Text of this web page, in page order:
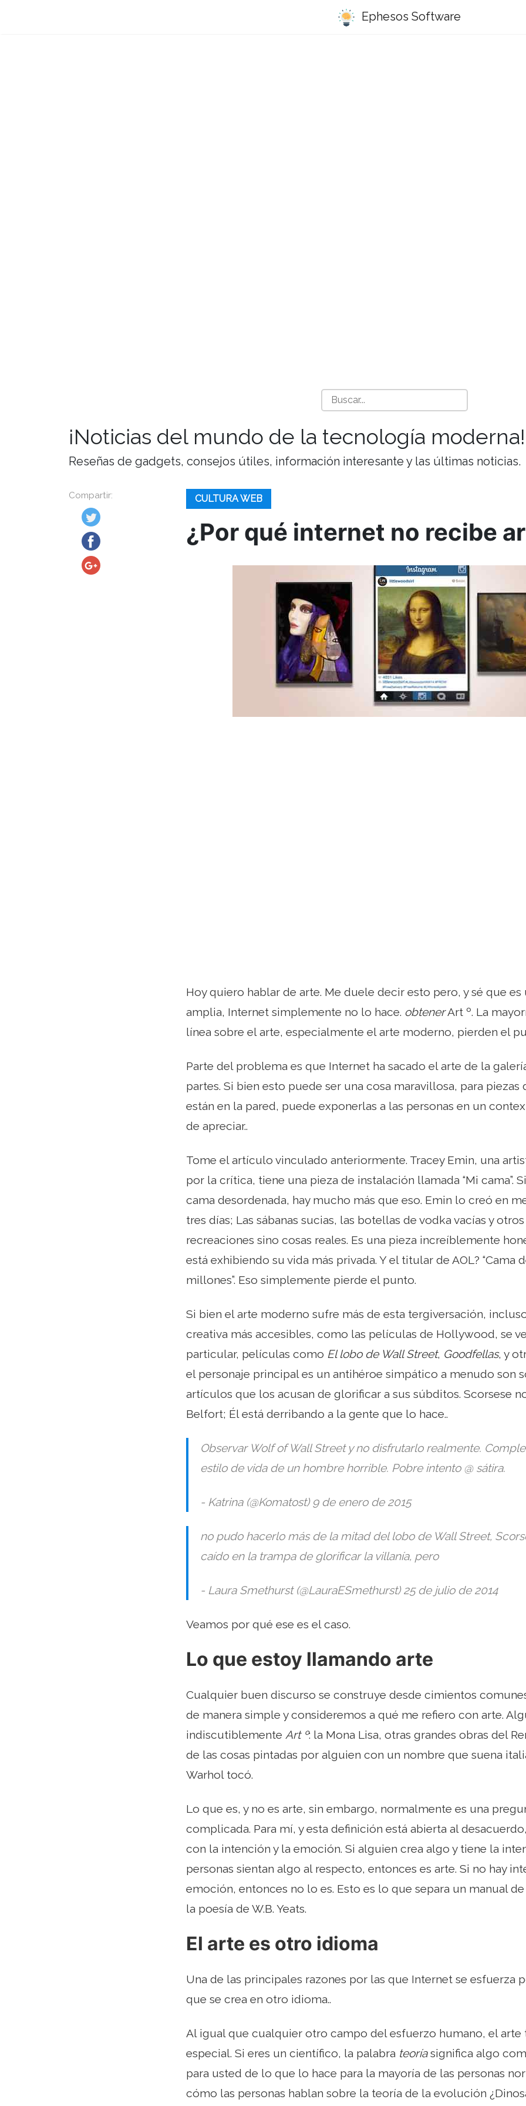
Ephesos Software
¡Noticias del mundo de la tecnología moderna!
Reseñas de gadgets, consejos útiles, información interesante y las últimas noticias.
Compartir: CULTURA WEB
¿Por qué internet no recibe
Hoy quiero hablar de arte. Me duele decir esto pero, y sé que
amplia, Internet simplemente no lo hace. obtenerArt º. La
línea sobre el arte, especialmente el arte moderno, pierden el
Parte del problema es que Internet ha sacado el arte de la
partes. Si bien esto puede ser una cosa maravillosa, para
están en la pared, puede exponerlas a las personas en un
de apreciar..
Tome el artículo vinculado anteriormente. Tracey Emin, una
por la crítica, tiene una pieza de instalación llamada “Mi cama”.
cama desordenada, hay mucho más que eso. Emin lo creó en
tres días; Las sábanas sucias, las botellas de vodka vacías y
recreaciones sino cosas reales. Es una pieza increíblemente
está exhibiendo su vida más privada. Y el titular de AOL? “Cama
millones”. Eso simplemente pierde el punto.
Si bien el arte moderno sufre más de esta tergiversación,
creativa más accesibles, como las películas de Hollywood, se
particular, películas como El lobo de Wall Street, Goodfellas, y
el personaje principal es un antihéroe simpático a menudo son
artículos que los acusan de glorificar a sus súbditos. Scorsese
Belfort; Él está derribando a la gente que lo hace..
Observar Wolf of Wall Street y no disfrutarlo realmente.
estilo de vida de un hombre horrible. Pobre intento @ sátira.
- Katrina (@Komatost) 9 de enero de 2015
no pudo hacerlo más de la mitad del lobo de Wall Street,
caído en la trampa de glorificar la villanía, pero
- Laura Smethurst (@LauraESmethurst) 25 de julio de 2014
Veamos por qué ese es el caso.
Lo que estoy llamando arte
Cualquier buen discurso se construye desde cimientos
de manera simple y consideremos a qué me refiero con arte.
indiscutiblemente Art º: la Mona Lisa, otras grandes obras del
de las cosas pintadas por alguien con un nombre que suena
Warhol tocó.
Lo que es, y no es arte, sin embargo, normalmente es una
complicada. Para mí, y esta definición está abierta al
con la intención y la emoción. Si alguien crea algo y tiene la
personas sientan algo al respecto, entonces es arte. Si no hay
emoción, entonces no lo es. Esto es lo que separa un manual
la poesía de W.B. Yeats.
El arte es otro idioma
Una de las principales razones por las que Internet se esfuerza
que se crea en otro idioma..
Al igual que cualquier otro campo del esfuerzo humano, el
especial. Si eres un científico, la palabra teoríasignifica algo
para usted de lo que lo hace para la mayoría de las personas
cómo las personas hablan sobre la teoría de la evolución